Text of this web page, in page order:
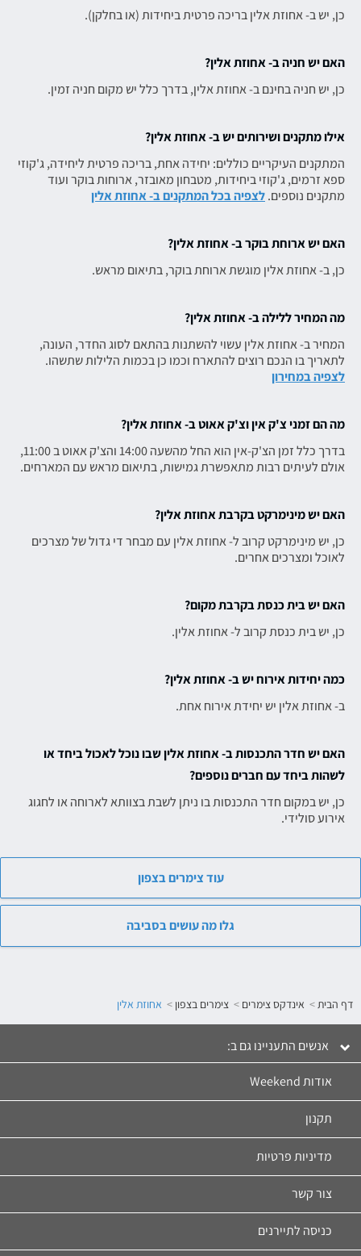
דף הבית אינדקס צימרים צימרים בצפון אחוזת אלין
כן, יש ב- אחוזת אלין בריכה פרטית ביחידות (או בחלקן).
האם יש חניה ב- אחוזת אלין?
כן, יש חניה בחינם ב- אחוזת אלין, בדרך כלל יש מקום חניה זמין.
אילו מתקנים ושירותים יש ב- אחוזת אלין?
המתקנים העיקריים כוללים: יחידה אחת, בריכה פרטית ליחידה, ג'קוזי
ספא זרמים, ג'קוזי ביחידות, מטבחון מאובזר, ארוחות בוקר ועוד
מתקנים נוספים.לצפיה בכל המתקנים ב- אחוזת אלין
האם יש ארוחת בוקר ב- אחוזת אלין?
כן, ב- אחוזת אלין מוגשת ארוחת בוקר, בתיאום מראש.
מה המחיר ללילה ב- אחוזת אלין?
המחיר ב- אחוזת אלין עשוי להשתנות בהתאם לסוג החדר, העונה,
לתאריך בו הנכם רוצים להתארח וכמו כן בכמות הלילות שתשהו.
לצפיה במחירון
מה הם זמני צ'ק אין וצ'ק אאוט ב- אחוזת אלין?
בדרך כלל זמן הצ'ק-אין הוא החל מהשעה 14:00 והצ'ק אאוט ב 11:00,
אולם לעיתים רבות מתאפשרת גמישות, בתיאום מראש עם המארחים.
האם יש מינימרקט בקרבת אחוזת אלין?
כן, יש מינימרקט קרוב ל- אחוזת אלין עם מבחר די גדול של מצרכים
לאוכל ומצרכים אחרים.
האם יש בית כנסת בקרבת מקום?
כן, יש בית כנסת קרוב ל- אחוזת אלין.
כמה יחידות אירוח יש ב- אחוזת אלין?
ב- אחוזת אלין יש יחידת אירוח אחת.
האם יש חדר התכנסות ב- אחוזת אלין שבו נוכל לאכול ביחד או
לשהות ביחד עם חברים נוספים?
כן, יש במקום חדר התכנסות בו ניתן לשבת בצוותא לארוחה או לחגוג
אירוע סולידי.
עוד צימרים בצפון
גלו מה עושים בסביבה
אנשים התעניינו גם ב:
click to expand contents
אודות Weekend
תקנון
מדיניות פרטיות
צור קשר
כניסה לתיירנים